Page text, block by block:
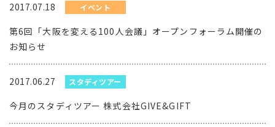
2017.07.18 イベント
第6回「大阪を変える100人会議」オープンフォーラム開催の
お知らせ
2017.06.27 スタディツアー
今月のスタディツアー 株式会社GIVE&GIFT